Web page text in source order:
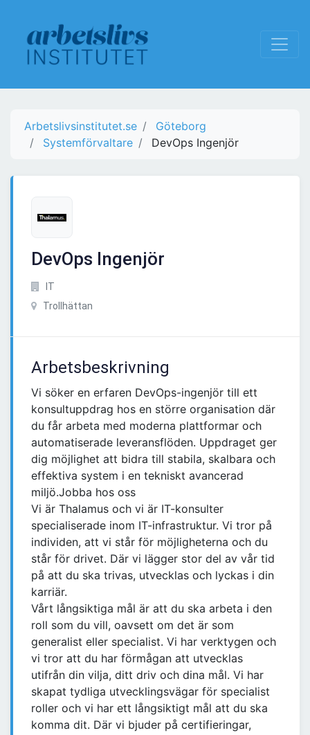
Arbetslivsinstitutet.se
Göteborg
Systemförvaltare
DevOps Ingenjör
DevOps Ingenjör
IT
Trollhättan
Arbetsbeskrivning
Vi söker en erfaren DevOps-ingenjör till ett
konsultuppdrag hos en större organisation där
du får arbeta med moderna plattformar och
automatiserade leveransflöden. Uppdraget ger
dig möjlighet att bidra till stabila, skalbara och
effektiva system i en tekniskt avancerad
miljö.Jobba hos oss
Vi är Thalamus och vi är IT-konsulter
specialiserade inom IT-infrastruktur. Vi tror på
individen, att vi står för möjligheterna och du
står för drivet. Där vi lägger stor del av vår tid
på att du ska trivas, utvecklas och lyckas i din
karriär.
Vårt långsiktiga mål är att du ska arbeta i den
roll som du vill, oavsett om det är som
generalist eller specialist. Vi har verktygen och
vi tror att du har förmågan att utvecklas
utifrån din vilja, ditt driv och dina mål. Vi har
skapat tydliga utvecklingsvägar för specialist
roller och vi har ett långsiktigt mål att du ska
komma dit. Där vi bjuder på certifieringar,